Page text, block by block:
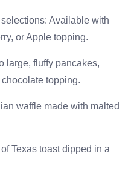
Available with
or Apple topping.
large, fluffy pancakes,
topping.
waffle made with malted
Texas toast dipped in a